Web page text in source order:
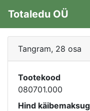
Totaledu OÜ
Tangram, 28 osa
Tootekood
080701.000
Hind